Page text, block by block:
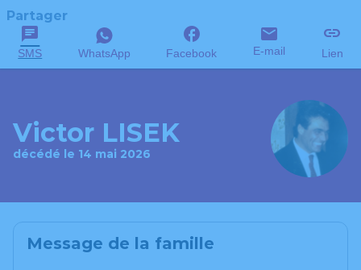
Partager
SMS WhatsApp Facebook E-mail Lien
Victor LISEK
décédé le 14 mai 2026
Message de la famille